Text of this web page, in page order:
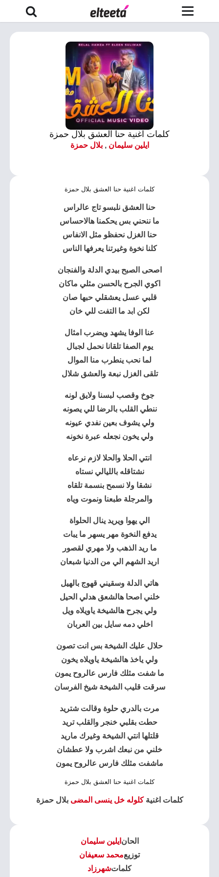
كلمات اغنية حنا العشق بلال حمزة
ايلين سليمان ,بلال حمزة
كلمات اغنية حنا العشق بلال حمزة
حنا العشق نلبسو تاج عالراس
ما ننحني بس يحكمنا هالاحساس
حنا الغزل نحفظو مثل الانفاس
كلنا نخوة وغيرتنا يعرفها الناس
اصحى الصبح بيدي الدلة والفنجان
اكوي الجرح بالحسن مثلي ماكان
قلبي عسل يعشقلي حبها صان
لكن ابد ما التفت للي خان
عنا الوفا يشهد ويضرب امثال
يوم الصفا تلقانا نحمل لجبال
لما نحب ينطرب منا الموال
تلقى الغزل نبعة والعشق شلال
جوخ وقصب لبسنا ولايق لونه
ننطي القلب بالرضا للي يصونه
ولي يشوف بعين نفدي عيونه
ولي يخون نجعله عبرة نخونه
انتي الحلا والحلا لازم نرعاه
نشتاقله بالليالي نستاه
نشقا ولا نسمح بنسمة تلقاه
والمرجلة طبعنا ونموت وياه
الي يهوا ويريد ينال الحلواة
يدفع النخوة مهر يسهر ما يبات
ما ريد الذهب ولا مهري لقصور
اريد الشهم الي من الدنيا شبعان
هاتي الدلة وسقيني قهوج بالهيل
خلني اصحا هالشعق هدلي الحيل
ولي يجرح هالشيخة ياويلاه ويل
اخلي دمه سايل بين العربان
حلال عليك الشيخة بس انت تصون
ولي ياخذ هالشيخة ياويلاه يخون
ما شفت مثلك فارس عالروح يمون
سرقت قليب الشيخة شيخ الفرسان
مرت بالدري حلوة وقالت شتريد
حطت بقلبي خنجر والقلب تريد
قلتلها انتي الشيخة وغيرك ماريد
خلني من نبعك اشرب ولا عطشان
ماشفت مثلك فارس عالروح يمون
كلمات اغنية حنا العشق بلال حمزة
كلمات اغنيةكلوله خل ينسى المضى بلال حمزة
الحان ايلين سليمان
توزيعمحمد سعيفان
كلماتشهرزاد